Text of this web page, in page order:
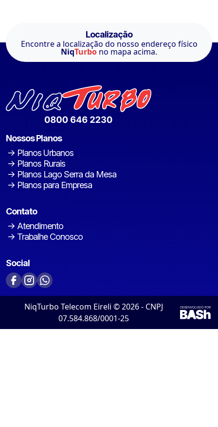
Localização
Encontre a localização do nosso endereço físico
NiqTurbo no mapa acima.
Nossos Planos
Planos Urbanos
Planos Rurais
Planos Lago Serra da Mesa
Planos para Empresa
Contato
Atendimento
Trabalhe Conosco
Social
NiqTurbo Telecom Eireli © 2026 - CNPJ
07.584.868/0001-25